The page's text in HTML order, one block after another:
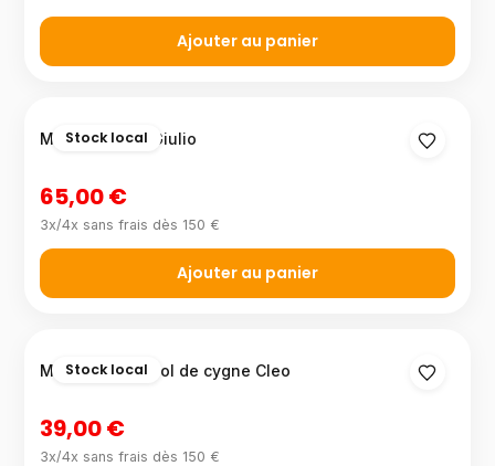
Ajouter au panier
Stock local
Mitigeur évier Giulio
65,00 €
3x/4x sans frais dès 150 €
Ajouter au panier
Stock local
Mitigeur évier col de cygne Cleo
39,00 €
3x/4x sans frais dès 150 €